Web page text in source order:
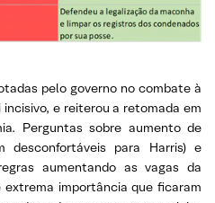
pelo governo no combate à
incisivo, e reiterou a retomada em
Perguntas sobre aumento de
desconfortáveis para Harris) e
aumentando as vagas da
importância que ficaram